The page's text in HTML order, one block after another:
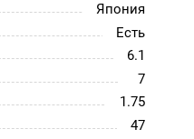
Япония
Есть
6.1
7
1.75
47